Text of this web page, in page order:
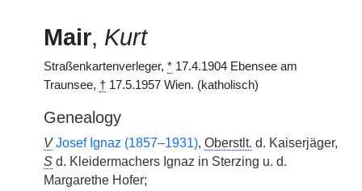
Mair, Kurt
Straßenkartenverleger, * 17.4.1904 Ebensee am
Traunsee, † 17.5.1957 Wien. (katholisch)
Genealogy
V Josef Ignaz (1857–1931), Oberstlt. d. Kaiserjäger,
S d. Kleidermachers Ignaz in Sterzing u. d.
Margarethe Hofer;